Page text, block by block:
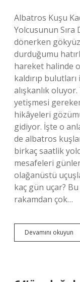
Albatros Kuşu
Yolcusunun Sıra
dönerken
durduğumu
hareket halinde
kaldırıp
alışkanlık
yetişmesi
hikâyeleri
gidiyor. İşte o
de albatros
birkaç saatlik
mesafeleri
olağanüstü
kaç gün uçar?
rakamdan çok…
Devamını okuyun